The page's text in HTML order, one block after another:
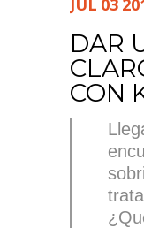
JUL 03
DAR
CON